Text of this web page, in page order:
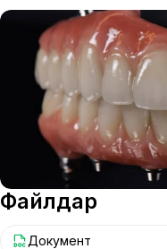
Файлдар
Документ